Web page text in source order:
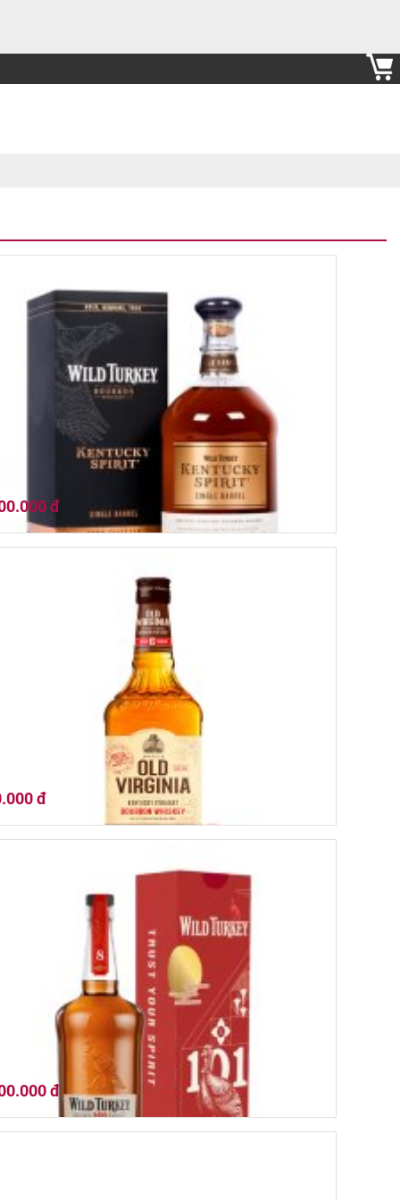
Turkey Kentucky Spirit 700ml
đ
Virginia Bourbon Whisky 6YO
đ
đ